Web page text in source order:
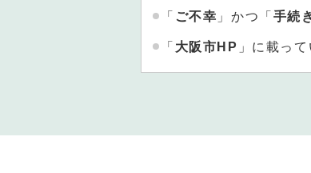
「 ご不幸 」かつ「 手続
「 大阪市HP 」に載っ